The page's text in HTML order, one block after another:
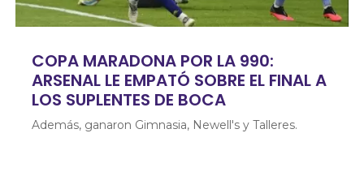
COPA MARADONA POR LA 990:
ARSENAL LE EMPATÓ SOBRE EL FINAL A
LOS SUPLENTES DE BOCA
Además, ganaron Gimnasia, Newell's y Talleres.